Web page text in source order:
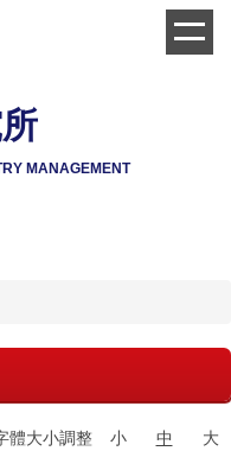
MANAGEMENT
體大小調整 小 中 大